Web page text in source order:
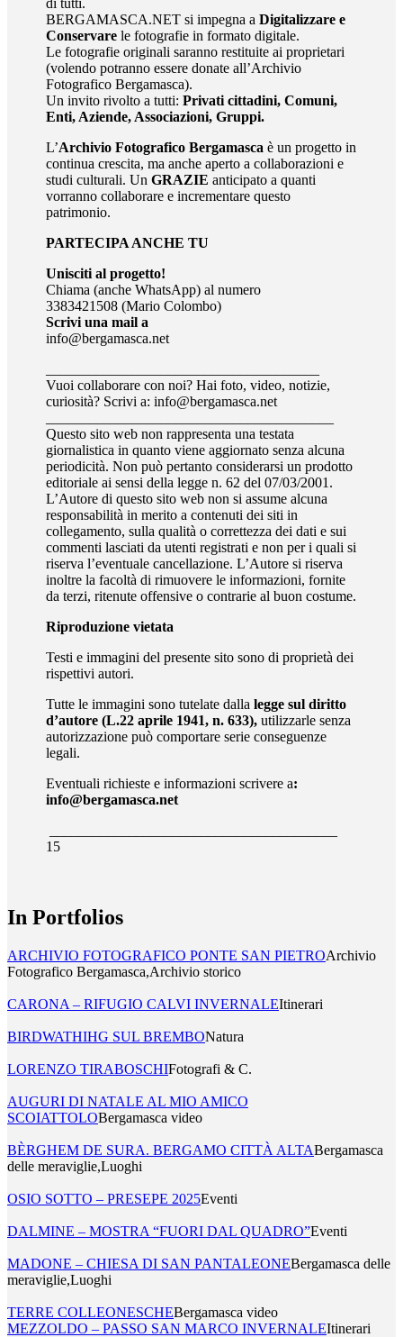
di tutti.
BERGAMASCA.NET si impegna aDigitalizzare e
Conservare le fotografie in formato digitale.
Le fotografie originali saranno restituite ai proprietari
(volendo potranno essere donate all’Archivio
Fotografico Bergamasca).
Un invito rivolto a tutti:Privati cittadini, Comuni,
Enti, Aziende, Associazioni, Gruppi.
L’Archivio Fotografico Bergamasca è un progetto in
continua crescita, ma anche aperto a collaborazioni e
studi culturali. UnGRAZIE anticipato a quanti
vorranno collaborare e incrementare questo
patrimonio.
PARTECIPA ANCHE TU
Unisciti al progetto!
Chiama (anche WhatsApp) al numero
3383421508 (Mario Colombo)
Scrivi una mail a
info@bergamasca.net
Vuoi collaborare con noi? Hai foto, video, notizie,
curiosità? Scrivi a: info@bergamasca.net
Questo sito web non rappresenta una testata
giornalistica in quanto viene aggiornato senza alcuna
periodicità. Non può pertanto considerarsi un prodotto
editoriale ai sensi della legge n. 62 del 07/03/2001.
L’Autore di questo sito web non si assume alcuna
responsabilità in merito a contenuti dei siti in
collegamento, sulla qualità o correttezza dei dati e sui
commenti lasciati da utenti registrati e non per i quali si
riserva l’eventuale cancellazione. L’Autore si riserva
inoltre la facoltà di rimuovere le informazioni, fornite
da terzi, ritenute offensive o contrarie al buon costume.
Riproduzione vietata
Testi e immagini del presente sito sono di proprietà dei
rispettivi autori.
Tutte le immagini sono tutelate dalla legge sul diritto
d’autore (L.22 aprile 1941, n. 633),utilizzarle senza
autorizzazione può comportare serie conseguenze
legali.
Eventuali richieste e informazioni scrivere a:
info@bergamasca.net
15
In Portfolios
ARCHIVIO FOTOGRAFICO PONTE SAN PIETROArchivio
Fotografico Bergamasca,Archivio storico
CARONA – RIFUGIO CALVI INVERNALEItinerari
BIRDWATHIHG SUL BREMBONatura
LORENZO TIRABOSCHIFotografi & C.
AUGURI DI NATALE AL MIO AMICO
SCOIATTOLOBergamasca video
BÈRGHEM DE SURA. BERGAMO CITTÀ ALTABergamasca
delle meraviglie,Luoghi
OSIO SOTTO – PRESEPE 2025Eventi
DALMINE – MOSTRA “FUORI DAL QUADRO”Eventi
MADONE – CHIESA DI SAN PANTALEONEBergamasca delle
meraviglie,Luoghi
TERRE COLLEONESCHEBergamasca video
MEZZOLDO – PASSO SAN MARCO INVERNALEItinerari